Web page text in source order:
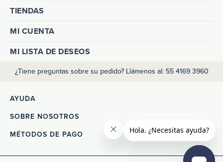
TIENDAS
MI CUENTA
MI LISTA DE DESEOS
¿Tiene preguntas sobre su pedido? Llámenos al: 55 4169 3960
AYUDA
SOBRE NOSOTROS
MÉTODOS DE PAGO